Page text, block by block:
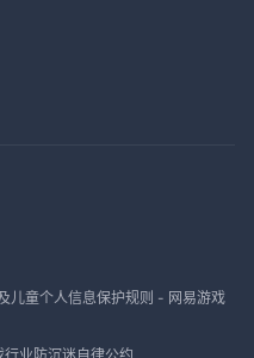
儿童个人信息保护规则 - 网易游戏